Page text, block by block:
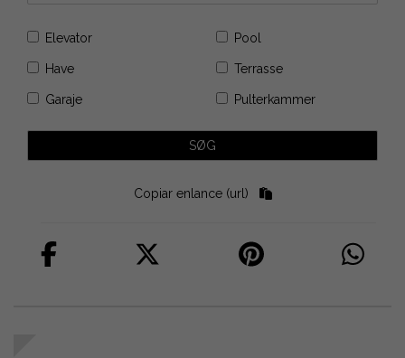
Elevator Pool
Have Terrasse
Garaje Pulterkammer
Copiar enlance (url)